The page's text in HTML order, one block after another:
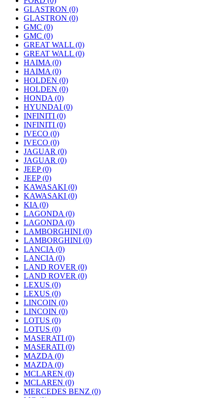
GLASTRON (0)
GLASTRON (0)
GMC (0)
GMC (0)
GREAT WALL (0)
GREAT WALL (0)
HAIMA (0)
HAIMA (0)
HOLDEN (0)
HOLDEN (0)
HONDA (0)
HYUNDAI (0)
INFINITI (0)
INFINITI (0)
IVECO (0)
IVECO (0)
JAGUAR (0)
JAGUAR (0)
JEEP(0)
JEEP(0)
KAWASAKI (0)
KAWASAKI (0)
KIA (0)
LAGONDA (0)
LAGONDA (0)
LAMBORGHINI (0)
LAMBORGHINI (0)
LANCIA (0)
LANCIA (0)
LAND ROVER (0)
LAND ROVER (0)
LEXUS (0)
LEXUS (0)
LINCOIN (0)
LINCOIN (0)
LOTUS (0)
LOTUS (0)
MASERATI (0)
MASERATI (0)
MAZDA (0)
MAZDA (0)
MCLAREN (0)
MCLAREN (0)
MERCEDES BENZ (0)